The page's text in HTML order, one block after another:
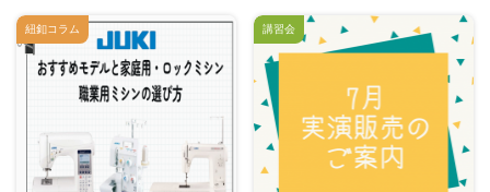
紐釦コラム 講習会